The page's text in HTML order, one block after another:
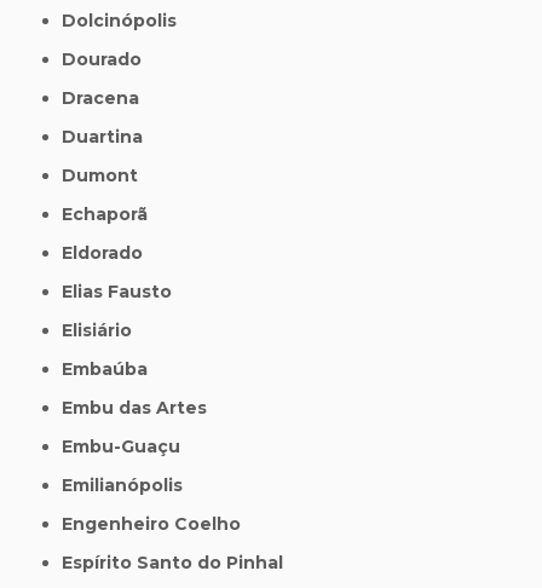
Dolcinópolis
Dourado
Dracena
Duartina
Dumont
Echaporã
Eldorado
Elias Fausto
Elisiário
Embaúba
Embu das Artes
Embu-Guaçu
Emilianópolis
Engenheiro Coelho
Espírito Santo do Pinhal